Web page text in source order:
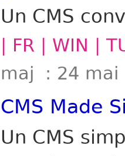
Un CMS
| FR | WIN |
maj : 24 mai
CMS Made
Un CMS